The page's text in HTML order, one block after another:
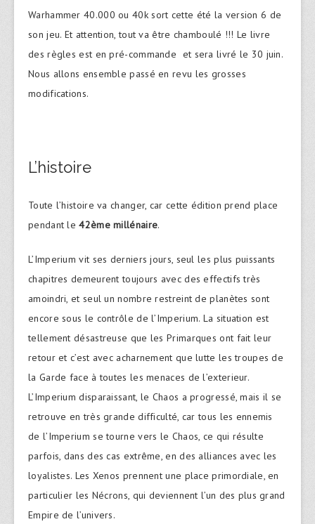
Warhammer 40.000 ou 40k sort cette été la version 6 de
son jeu. Et attention, tout va être chamboulé !!! Le livre
des règles est en pré-commande et sera livré le 30 juin.
Nous allons ensemble passé en revu les grosses
modifications.
L’histoire
Toute l’histoire va changer, car cette édition prend place
pendant le 42ème millénaire.
L’Imperium vit ses derniers jours, seul les plus puissants
chapitres demeurent toujours avec des effectifs très
amoindri, et seul un nombre restreint de planètes sont
encore sous le contrôle de l’Imperium. La situation est
tellement désastreuse que les Primarques ont fait leur
retour et c’est avec acharnement que lutte les troupes de
la Garde face à toutes les menaces de l’exterieur.
L’Imperium disparaissant, le Chaos a progressé, mais il se
retrouve en très grande difficulté, car tous les ennemis
de l’Imperium se tourne vers le Chaos, ce qui résulte
parfois, dans des cas extrême, en des alliances avec les
loyalistes. Les Xenos prennent une place primordiale, en
particulier les Nécrons, qui deviennent l’un des plus grand
Empire de l’univers.